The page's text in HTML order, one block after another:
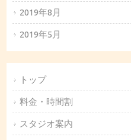
2019年8月
2019年5月
トップ
料金・時間割
スタジオ案内